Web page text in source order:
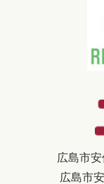
広島市
広島市